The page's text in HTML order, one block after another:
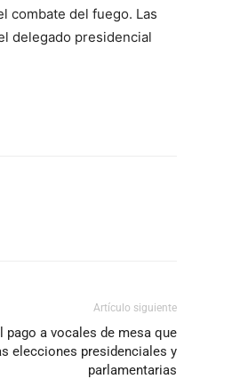
combate del fuego. Las
delegado presidencial
Artículo siguiente
pago a vocales de mesa que
elecciones presidenciales y
parlamentarias